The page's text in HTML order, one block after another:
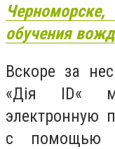
обучения
Вскоре за
«Дія ID«
электронную
с помощью